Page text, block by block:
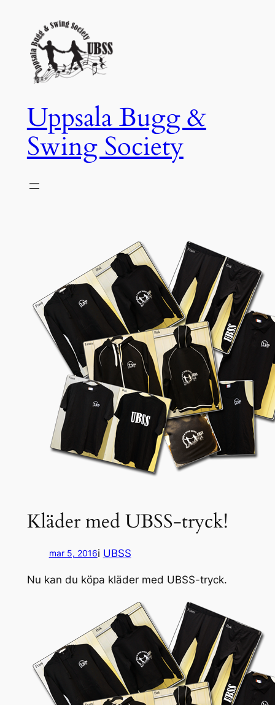
innehåll
Uppsala Bugg &
Swing Society
Kläder med UBSS-tryck!
mar 5, 2016i UBSS
Nu kan du köpa kläder med UBSS-tryck.